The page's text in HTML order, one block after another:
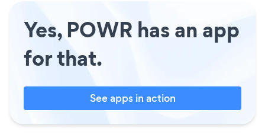
Yes, POWR has an app
for that.
See apps in action